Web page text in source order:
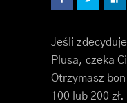
Jeśli
Plusa, czeka
Otrzymasz
100 lub 200 zł.